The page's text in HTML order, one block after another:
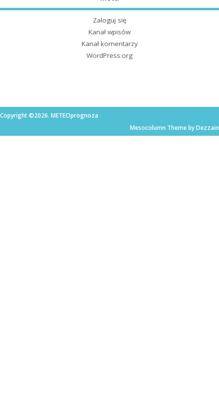
Zaloguj się
Kanał wpisów
Kanał komentarzy
WordPress.org
Copyright ©2026. METEOprognoza
Mesocolumn Theme by Dezzain